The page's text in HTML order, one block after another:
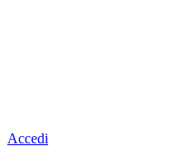
Accedi